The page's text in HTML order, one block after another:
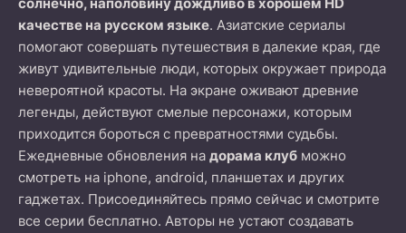
качестве на русском языке. Азиатские сериалы
помогают совершать путешествия в далекие края, где
живут удивительные люди, которых окружает природа
невероятной красоты. На экране оживают древние
легенды, действуют смелые персонажи, которым
приходится бороться с превратностями судьбы.
Ежедневные обновления на дорама клуб можно
смотреть на iphone, android, планшетах и других
гаджетах. Присоединяйтесь прямо сейчас и смотрите
все серии бесплатно. Авторы не устают создавать